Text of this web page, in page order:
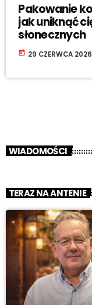
Pakowanie
jak uniknąć
słonecznych
today 29 CZERWCA 2026
WIADOMOŚCI
TERAZ NA ANTENIE